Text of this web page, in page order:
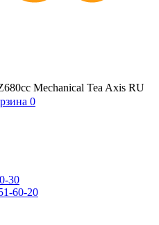
Mechanical Tea Axis RU
0
30
60-20